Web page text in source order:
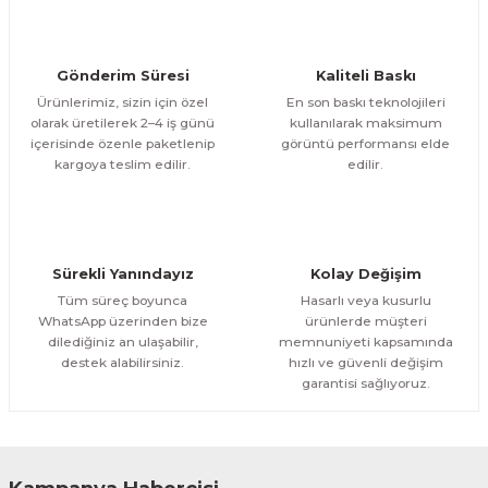
Göl Kenarında Ev Tek Parça Kanvas - Canvas Tablo
1.200,00 TL
1.000,00 TL
ÜRÜNÜ İNCELE
1.000,00 TL %11
Evinemoda
Gold Vazoda Çiçekler Tek Parça Kanvas - Canvas Tablo
Gönderim Süresi
Ürünlerimiz, sizin için özel
olarak üretilerek 2–4 iş günü
içerisinde özenle paketlenip
kargoya teslim edilir.
Kaliteli Baskı
En son baskı teknolojileri
kullanılarak maksimum
görüntü performansı elde
edilir.
Sürekli Yanındayız
Tüm süreç boyunca
WhatsApp üzerinden bize
dilediğiniz an ulaşabilir,
destek alabilirsiniz.
Kolay Değişim
Hasarlı veya kusurlu
ürünlerde müşteri
memnuniyeti kapsamında
hızlı ve güvenli değişim
garantisi sağlıyoruz.